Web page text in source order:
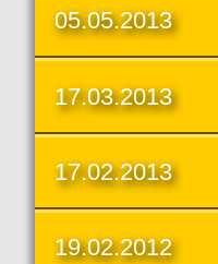
05.05.2013
17.03.2013
17.02.2013
19.02.2012